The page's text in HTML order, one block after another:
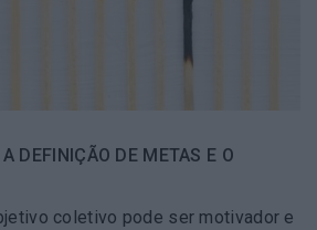
DEFINIÇÃO DE METAS E O
coletivo pode ser motivador e